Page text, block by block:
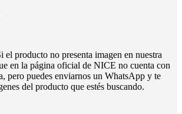
el producto no presenta imagen en nuestra
en la página oficial de NICE no cuenta con
pero puedes enviarnos un WhatsApp y te
del producto que estés buscando.